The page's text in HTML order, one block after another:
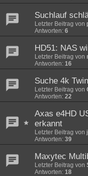
Suchlauf
Letzter Beitrag von
Antworten: 6
HD51: NAS
Letzter Beitrag von
Antworten: 16
Suche 4k
Letzter Beitrag von
Antworten: 22
Axas e4HD
erkannt
Letzter Beitrag von
Antworten: 39
Maxytec
Letzter Beitrag von
Antworten: 18